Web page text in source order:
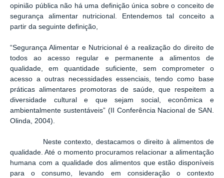
opinião pública não há uma definição única sobre o conceito de
segurança alimentar nutricional. Entendemos tal conceito a
partir da seguinte definição,
“Segurança Alimentar e Nutricional é a realização do direito de
todos ao acesso regular e permanente a alimentos de
qualidade, em quantidade suficiente, sem comprometer o
acesso a outras necessidades essenciais, tendo como base
práticas alimentares promotoras de saúde, que respeitem a
diversidade cultural e que sejam social, econômica e
ambientalmente sustentáveis” (II Conferência Nacional de SAN.
Olinda, 2004).
Neste contexto, destacamos o direito à alimentos de
qualidade. Até o momento procuramos relacionar a alimentação
humana com a qualidade dos alimentos que estão disponíveis
para o consumo, levando em consideração o contexto